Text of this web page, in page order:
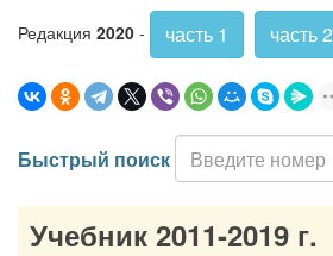
Редакция 2020 - часть 1 часть 2
Быстрый поиск
Учебник 2011-2019 г.